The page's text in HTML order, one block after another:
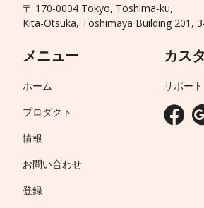
〒 170-0004 Tokyo, Toshima-ku,
Kita-Otsuka, Toshimaya Building 201,
メニュー
ホーム
プロダクト
情報
お問い合わせ
登録
カス
サポート